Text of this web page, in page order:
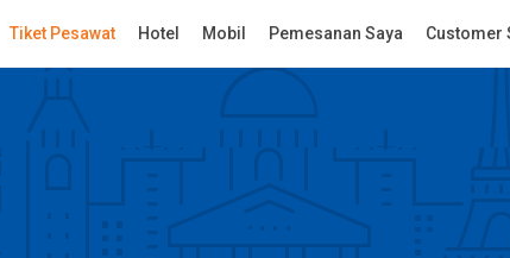
Tiket Pesawat Hotel Mobil Pemesanan Saya Customer